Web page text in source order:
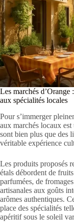
Les marchés
aux spécialités locales
Pour s’immerger
aux marchés locaux
sont bien plus que des
véritable expérience
Les produits proposés
étals débordent de
parfumées, de
artisanales aux goûts
arômes authentiques.
place des spécialités
apéritif sous le soleil